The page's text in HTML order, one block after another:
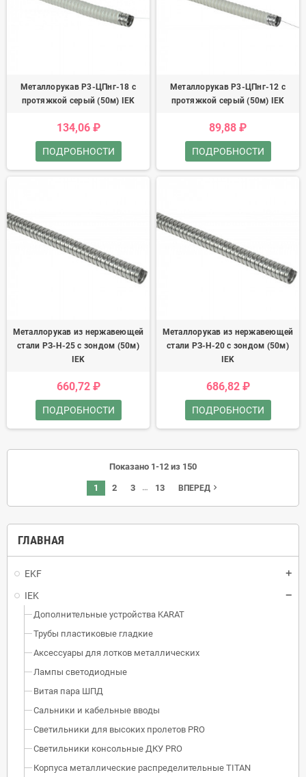
ГЛАВНАЯ
EKF
IEK
Дополнительные устройства KARAT
Трубы пластиковые гладкие
Аксессуары для лотков металлических
Лампы светодиодные
Витая пара ШПД
Сальники и кабельные вводы
Светильники для высоких пролетов PRO
Светильники консольные ДКУ PRO
Корпуса металлические распределительные TITAN
Металлорукав Р3-ЦПнг-18 с
протяжкой серый (50м) IEK
134,06 ₽
ПОДРОБНОСТИ
Металлорукав Р3-ЦПнг-12 с
протяжкой серый (50м) IEK
89,88 ₽
ПОДРОБНОСТИ
Металлорукав из нержавеющей
стали РЗ-Н-25 с зондом (50м)
IEK
660,72 ₽
ПОДРОБНОСТИ
Металлорукав из нержавеющей
стали РЗ-Н-20 с зондом (50м)
IEK
686,82 ₽
ПОДРОБНОСТИ
Показано 1-12 из 150
1 2 3 … 13 ВПЕРЕДnavigate_next